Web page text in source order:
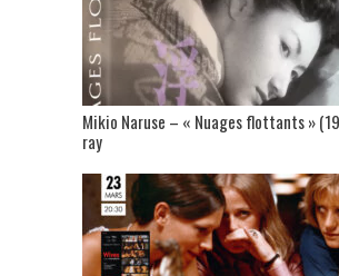
Mikio Naruse – « Nuages flottants »
ray